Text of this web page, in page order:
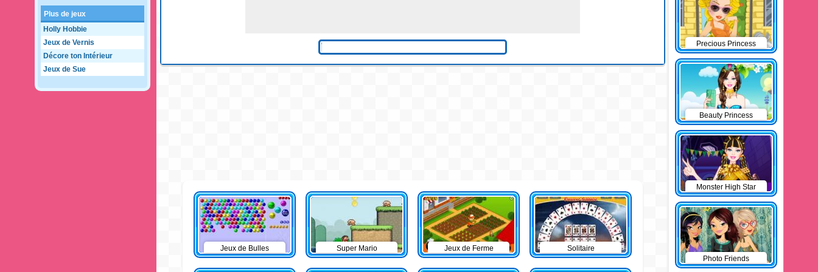
Plus de jeux
Holly Hobbie
Jeux de Vernis
Décore ton Intérieur
Jeux de Sue
Jeux de Bulles Super Mario Jeux de Ferme Solitaire
Precious Princess
Pinup
Beauty Princess
Monster High Star
Photo Friends